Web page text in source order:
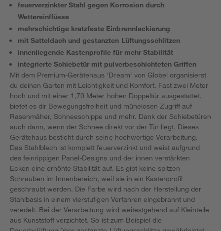
feuerverzinkter Stahl gegen Korrosion durch
Wettereinflüsse
mehrschichtige kratzfeste Einbrennlackierung
mit Satteldach und gestanzten Lüftungsschlitzen
innenliegende Kastenprofile für mehr Stabilität
integrierte Schiebetür mit pulverbeschichteten Griffen
Mit dem Premium-Gerätehaus 'Dream' von Globel organisierst
du deinen Garten mit Leichtigkeit und Komfort. Fast zwei Meter
hoch und mit einer 1,70 Meter hohen Doppeltür ausgestattet,
bietet es dir Bewegungsfreiheit und mühelosen Zugriff auf
Rasenmäher, Schneeschippe und mehr. Dank der Schiebetüren
auch dann, wenn der Schnee direkt vor der Tür liegt. Dieses
Gerätehaus besticht durch seine hochwertige Verarbeitung.
Das Stahlblech ist komplett feuerverzinkt und weist aufgrund
des feinrippigen Panel-Designs und der innen verstärkten
Ecken eine erhöhte Stabilität auf. Es gibt keine spitzen
Schrauben im Innenbereich, weil sie in ein Kastenprofil
geschraubt werden. Die Farbe wird nach der Herstellung der
Stahlbasis in einem vierstufigen Verfahren eingebrannt und
veredelt. Bei der Verarbeitung wird weitestgehend auf Kleinteile
aus Kunststoff verzichtet. So ist zum Beispiel die